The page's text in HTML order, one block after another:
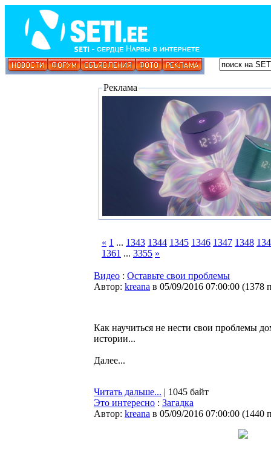
Реклама
« 1 ... 1343 1344 1345 1346 1347 1348
1361 ... 3355 »
Видео : Оставьте свои проблемы
Автор: kreana в 05/09/2016 07:00:00 (1378
Как научиться не нести свои проблемы
истории...
Далее...
Читать дальше... | 1045 байт
Это интересно : Загадка
Автор: kreana в 05/09/2016 07:00:00 (1440